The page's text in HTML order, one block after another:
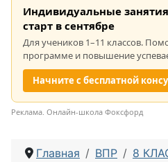
Индивидуальные
старт в сентябре
Для учеников 1–11 классов.
программе и повышение
Начните с бесплатной
Реклама. Онлайн-школа Фоксфорд
Главная ВПР 8